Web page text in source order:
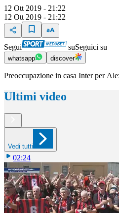
12 Ott 2019 - 21:22
12 Ott 2019 - 21:22
Segui suSeguici su
whatsapp discover
Preoccupazione in casa Inter per
Ultimi video
Vedi tutti
02:24